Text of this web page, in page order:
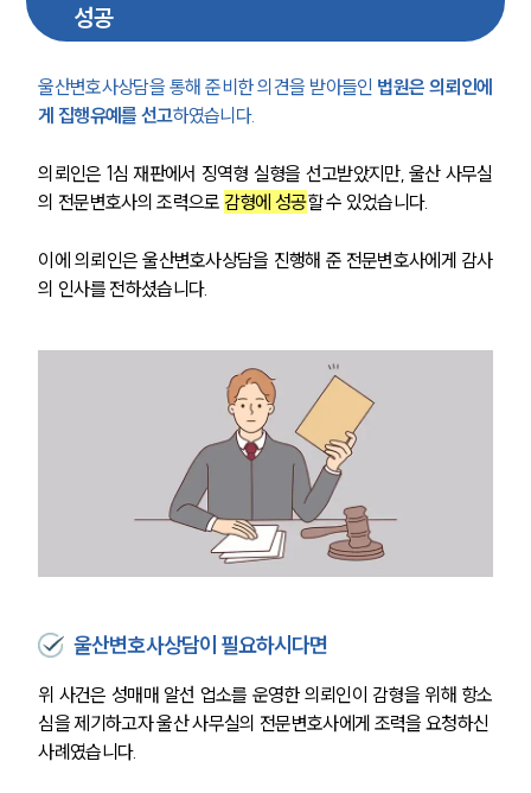
대륜의 강점
오시는 길
글로벌 파트너 로펌
고객의 소리
통합검색
AI대륜
업무사례
사례분석/최신동향
법률정보
법률지식인
고객후기
업무분야
성범죄대응부 업무
전체
구성원 소개
성범죄전문변호사
성공
울산변호사상담을 통해 준비한 의견을 받아들인 법원은 의뢰인에
게 집행유예를 선고하였습니다.
의뢰인은 1심 재판에서 징역형 실형을 선고받았지만, 울산 사무실
의 전문변호사의 조력으로 감형에 성공할 수 있었습니다.
이에 의뢰인은 울산변호사상담을 진행해 준 전문변호사에게 감사
의 인사를 전하셨습니다.
울산변호사상담이 필요하시다면
위 사건은 성매매 알선 업소를 운영한 의뢰인이 감형을 위해 항소
심을 제기하고자 울산 사무실의 전문변호사에게 조력을 요청하신
사례였습니다.